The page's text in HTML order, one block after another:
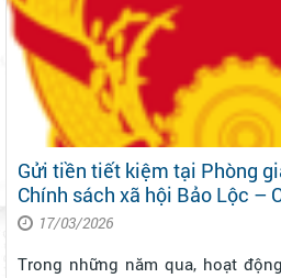
Gửi tiền tiết kiệm tại Phòng
Chính sách xã hội Bảo Lộc –
nghèo và phát triển bền vững
17/03/2026
Trong những năm qua, hoạt